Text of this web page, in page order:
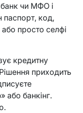
чи МФО і
паспорт, код,
просто селфі
кредитну
приходить
або банкінг.